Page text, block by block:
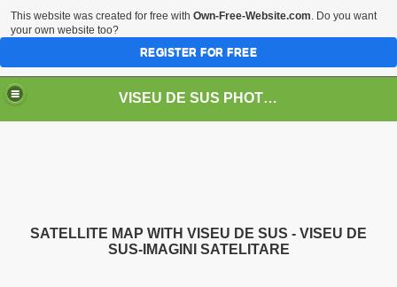
VISEU DE SUS PHOTOS + STEAM TRAIN-Mocăniţa
SATELLITE MAP WITH VISEU DE SUS - VISEU DE
SUS-IMAGINI SATELITARE
This website was created for free with Own-Free-Website.com. Do you want
your own website too?
REGISTER FOR FREE